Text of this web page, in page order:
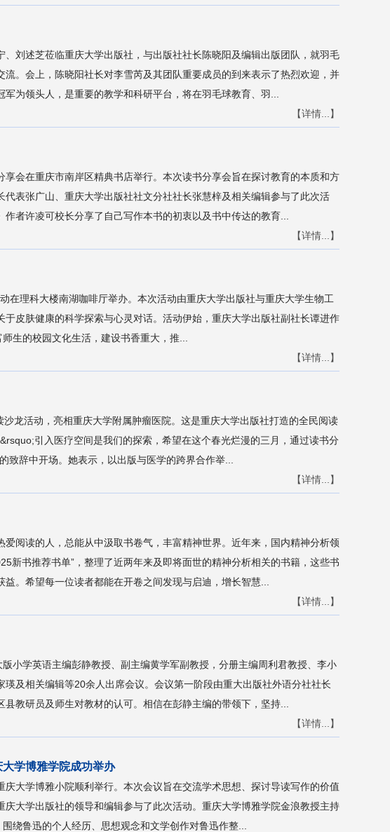
刘述芝莅临重庆大学出版社，与出版社社长陈晓阳及编辑出版团队，就羽毛
。会上，陈晓阳社长对李雪芮及其团队重要成员的到来表示了热烈欢迎，并
为领头人，是重要的教学和科研平台，将在羽毛球教育、羽...
【详情...】
会在重庆市南岸区精典书店举行。本次读书分享会旨在探讨教育的本质和方
表张广山、重庆大学出版社社文分社社长张慧梓及相关编辑参与了此次活
者许凌可校长分享了自己写作本书的初衷以及书中传达的教育...
【详情...】
在理科大楼南湖咖啡厅举办。本次活动由重庆大学出版社与重庆大学生物工
皮肤健康的科学探索与心灵对话。活动伊始，重庆大学出版社副社长谭进作
生的校园文化生活，建设书香重大，推...
【详情...】
龙活动，亮相重庆大学附属肿瘤医院。这是重庆大学出版社打造的全民阅读
引入医疗空间是我们的探索，希望在这个春光烂漫的三月，通过读书分
辞中开场。她表示，以出版与医学的跨界合作举...
【详情...】
阅读的人，总能从中汲取书卷气，丰富精神世界。近年来，国内精神分析领
新书推荐书单”，整理了近两年来及即将面世的精神分析相关的书籍，这些书
。希望每一位读者都能在开卷之间发现与启迪，增长智慧...
【详情...】
小学英语主编彭静教授、副主编黄学军副教授，分册主编周利君教授、李小
及相关编辑等20余人出席会议。会议第一阶段由重大出版社外语分社社长
教研员及师生对教材的认可。相信在彭静主编的带领下，坚持...
【详情...】
学博雅学院成功举办
大学博雅小院顺利举行。本次会议旨在交流学术思想、探讨导读写作的价值
大学出版社的领导和编辑参与了此次活动。重庆大学博雅学院金浪教授主持
绕鲁迅的个人经历、思想观念和文学创作对鲁迅作整...